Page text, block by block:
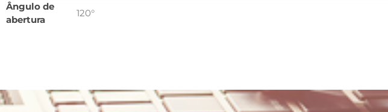
Ângulo de
abertura
120°